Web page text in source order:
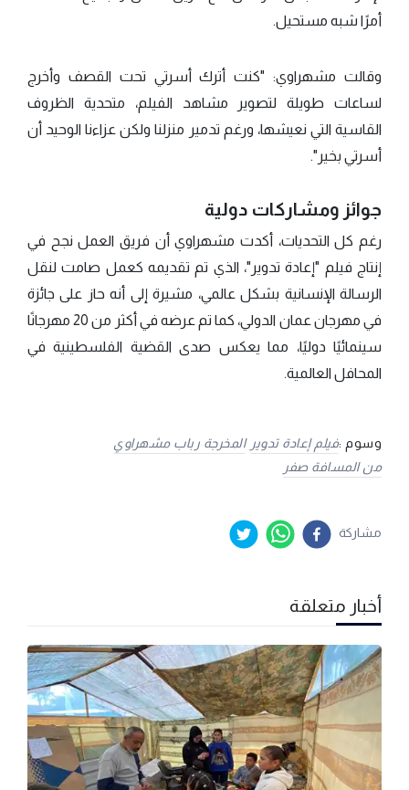
أمرًا شبه مستحيل.
وقالت مشهراوي: "كنت أترك أسرتي تحت القصف وأخرج
لساعات طويلة لتصوير مشاهد الفيلم، متحدية الظروف
القاسية التي نعيشها، ورغم تدمير منزلنا ولكن عزاءنا الوحيد أن
أسرتي بخير".
جوائز ومشاركات دولية
رغم كل التحديات، أكدت مشهراوي أن فريق العمل نجح في
إنتاج فيلم "إعادة تدوير"، الذي تم تقديمه كعمل صامت لنقل
الرسالة الإنسانية بشكل عالمي، مشيرة إلى أنه حاز على جائزة
في مهرجان عمان الدولي، كما تم عرضه في أكثر من 20 مهرجانًا
سينمائيًا دوليًا، مما يعكس صدى القضية الفلسطينية في
المحافل العالمية.
وسوم :فيلم إعادة تدوير المخرجة رباب مشهراوي
من المسافة صفر
مشاركة
أخبار متعلقة